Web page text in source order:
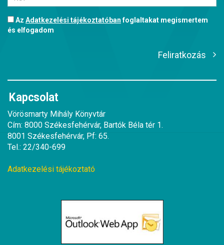
Az Adatkezelési tájékoztatóbanfoglaltakat megismertem
és elfogadom
Feliratkozás
Kapcsolat
Vörösmarty Mihály Könyvtár
Cím: 8000 Székesfehérvár, Bartók Béla tér 1.
8001 Székesfehérvár, Pf: 65.
Tel.: 22/340-699
Adatkezelési tájékoztató